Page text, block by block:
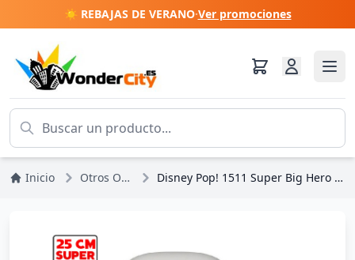
☀️ REBAJAS DE VERANO·Ver promociones
Inicio Otros Otro Disney Disney Pop! 1511 Super Big Hero 6 Baymax Corazón Manos